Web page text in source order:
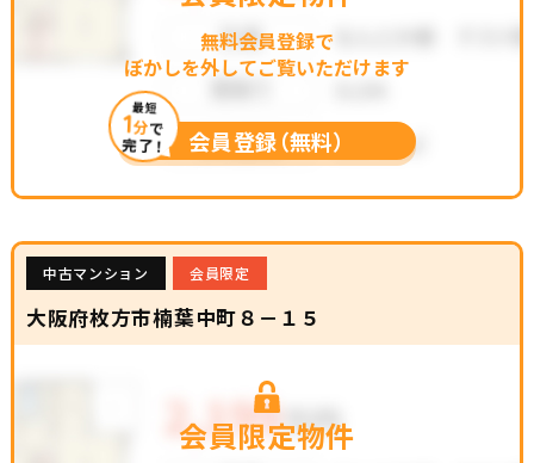
無料会員登録で
ぼかしを外してご覧いただけます
最短
1分で
完了！ 会員登録（無料）
中古マンション 会員限定
大阪府枚方市楠葉中町８－１５
会員限定物件